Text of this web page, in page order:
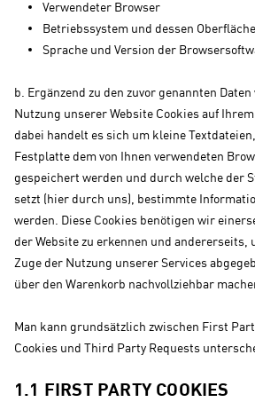
Verwendeter Browser
Betriebssystem und dessen Oberfläche
Sprache und Version der
b. Ergänzend zu den zuvor genannten
Nutzung unserer Website Cookies auf
dabei handelt es sich um kleine
Festplatte dem von Ihnen verwendeten
gespeichert werden und durch welche der
setzt (hier durch uns), bestimmte
werden. Diese Cookies benötigen wir
der Website zu erkennen und andererseits,
Zuge der Nutzung unserer Services
über den Warenkorb nachvollziehbar
Man kann grundsätzlich zwischen First
Cookies und Third Party Requests
1.1 FIRST PARTY COOKIES